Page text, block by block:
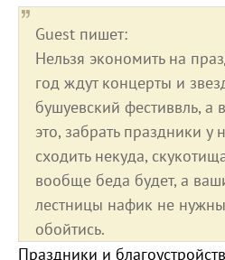
Guest пишет:
Нельзя экономить на
год ждут концерты и
бушуевский фестиввль, а
это, забрать праздники у
сходить некуда,
вообще беда будет, а
лестницы нафик не
обойтись.
Праздники и